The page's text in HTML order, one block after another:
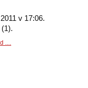
v 17:06.
....